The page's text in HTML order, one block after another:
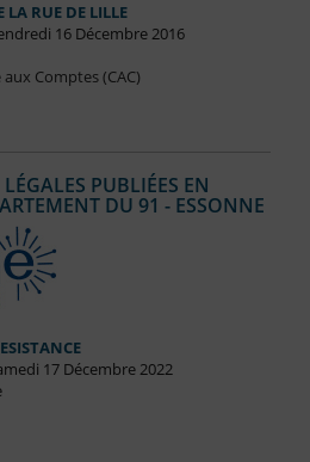
LA RUE DE LILLE
16 Décembre 2016
Comptes (CAC)
PUBLIÉES EN
DU 91 - ESSONNE
17 Décembre 2022